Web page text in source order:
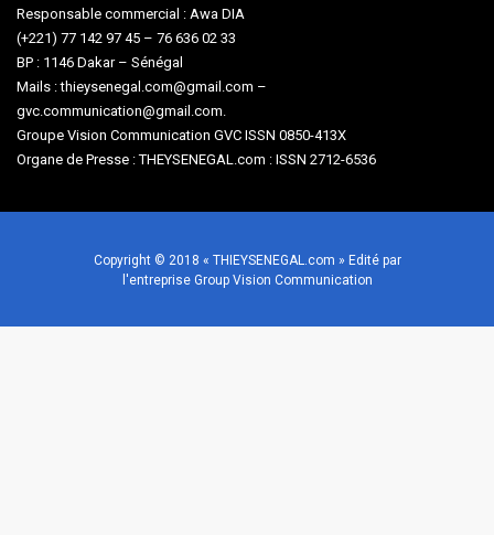
Responsable commercial : Awa DIA
(+221) 77 142 97 45 – 76 636 02 33
BP : 1146 Dakar – Sénégal
Mails : thieysenegal.com@gmail.com –
gvc.communication@gmail.com.
Groupe Vision Communication GVC ISSN 0850-413X
Organe de Presse : THEYSENEGAL.com : ISSN 2712-6536
Copyright © 2018 « THIEYSENEGAL.com » Edité par
l'entreprise Group Vision Communication